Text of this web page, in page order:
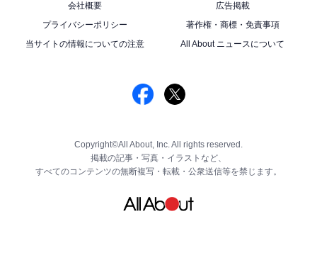
会社概要
広告掲載
プライバシーポリシー
著作権・商標・免責事項
当サイトの情報についての注意
All About ニュースについて
Copyright©All About, Inc. All rights reserved.
掲載の記事・写真・イラストなど、
すべてのコンテンツの無断複写・転載・公衆送信等を禁じます。